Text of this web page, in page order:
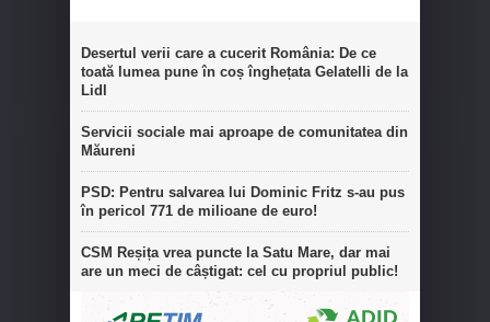
Desertul verii care a cucerit România: De ce
toată lumea pune în coș înghețata Gelatelli de la
Lidl
Servicii sociale mai aproape de comunitatea din
Măureni
PSD: Pentru salvarea lui Dominic Fritz s-au pus
în pericol 771 de milioane de euro!
CSM Reșița vrea puncte la Satu Mare, dar mai
are un meci de câștigat: cel cu propriul public!